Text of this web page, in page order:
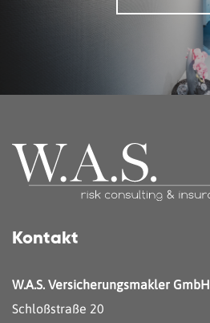
Kontakt
W.A.S. Versicherungsmakler GmbH
Schloßstraße 20